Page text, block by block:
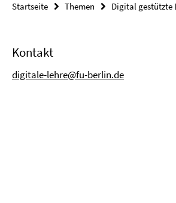
Startseite Themen Digital gestützte
Kontakt
digitale-lehre@fu-berlin.de